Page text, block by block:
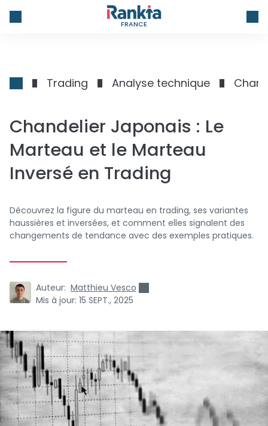
FRANCE
Trading Analyse technique
Chandelier Japonais : Le
Marteau et le Marteau
Inversé en Trading
Découvrez la figure du marteau en trading, ses variantes
haussières et inversées, et comment elles signalent des
changements de tendance avec des exemples pratiques.
Auteur: Matthieu Vesco
Mis à jour: 15 SEPT., 2025